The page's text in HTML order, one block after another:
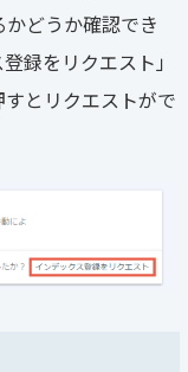
どうか確認でき
録をリクエスト」
とリクエストがで